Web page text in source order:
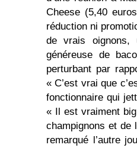
Cheese (5,40
réduction ni
de vrais oignons,
généreuse de
perturbant par
« C’est vrai que
fonctionnaire qui
« Il est vraiment
champignons et de
remarqué l’autre